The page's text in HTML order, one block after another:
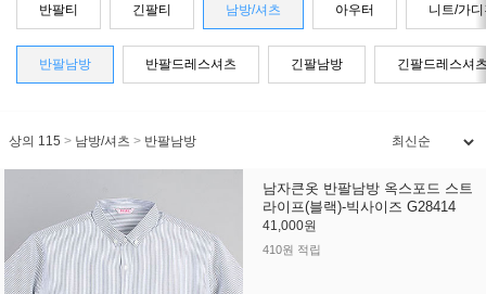
반팔티 긴팔티 남방/셔츠 아우터 니트/가
반팔남방 반팔드레스셔츠 긴팔남방 긴팔드레스셔
상의 115 > 남방/셔츠 > 반팔남방
남자큰옷 반팔남방 옥스포드 스트
라이프(블랙)-빅사이즈 G28414
41,000원
410원 적립